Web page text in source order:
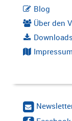
Blog
Über den
Downloads